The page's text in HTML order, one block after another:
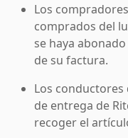
Los
comprados del
se haya
de su factura.
Los
de entrega de
recoger el